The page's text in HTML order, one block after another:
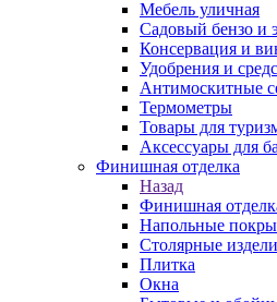
Мебель уличная
Садовый бензо и
Консервация и
Удобрения и
Антимоскитные
Термометры
Товары для
Аксессуары для
Финишная отделка
Назад
Финишная
Напольные
Столярные
Плитка
Окна